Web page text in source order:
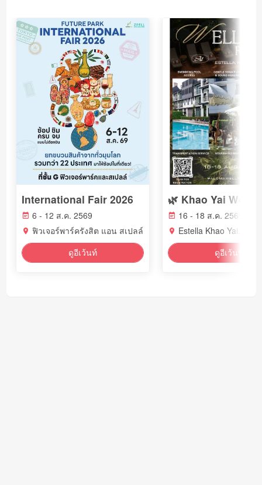
International Fair 2026
6 - 12 ส.ค. 2569
ฟิวเจอร์พาร์ครังสิต แอน สเปลล์
ดูอีเว้นท์
16 - 18 ส.ค. 2569
Estella Khao Yai,
ดูอีเว้นท์